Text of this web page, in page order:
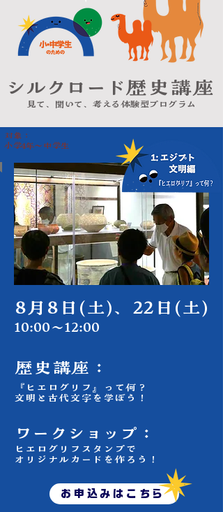
シルクロード歴史講座
見て、聞いて、考える体験型プログラム
対象：
小学4年～中学生
​8月8日(土)、22日(土)
10:00～12:00
歴史講座：
『ヒエログリフ』って何？
​文明と古代文字を学ぼう！
ワークショップ：
ヒエログリフスタンプで
​オリジナルカードを作ろう！
お申込みはこちら